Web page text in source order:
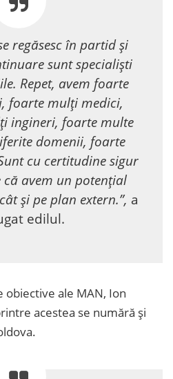
regăsesc în partid și
sunt specialiști
Repet, avem foarte
foarte mulți medici,
ingineri, foarte multe
domenii, foarte
cu certitudine sigur
avem un potențial
și pe plan extern.”, a
edilul.
obiective ale MAN, Ion
acestea se numără și